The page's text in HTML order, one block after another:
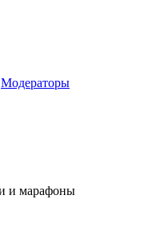
Модераторы
и марафоны